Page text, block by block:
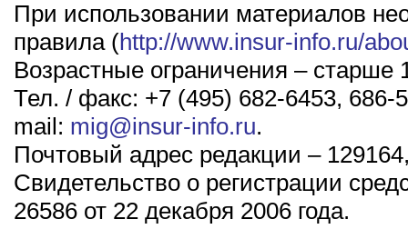
При использовании материалов
правила (http://www.insur-info.ru/
Возрастные ограничения – старше
Тел. / факс: +7 (495) 682-6453, 686-
mail: mig@insur-info.ru.
Почтовый адрес редакции –
Свидетельство о регистрации
26586 от 22 декабря 2006 года.